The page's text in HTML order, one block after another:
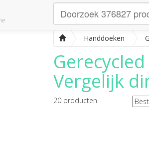
Handdoeken
Vergelijk
20producten